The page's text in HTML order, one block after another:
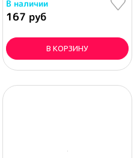
В наличии
167 руб
В КОРЗИНУ